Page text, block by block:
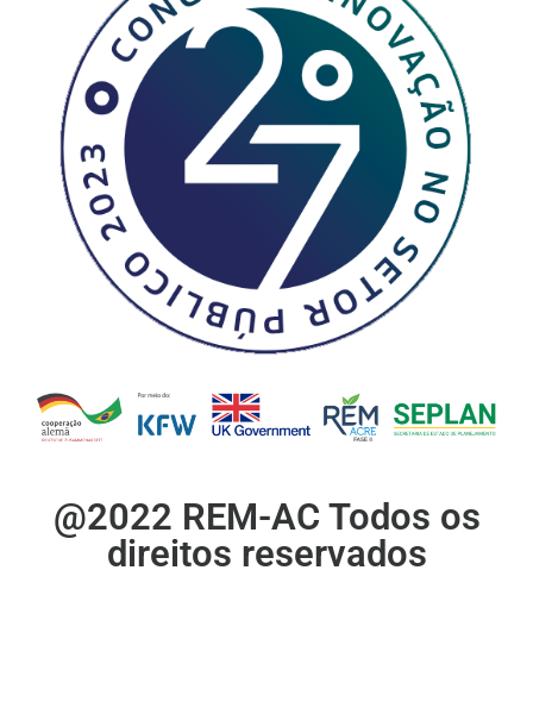
@2022 REM-AC Todos os
direitos reservados